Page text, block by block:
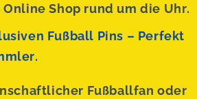
Shop rund um die Uhr.
Fußball Pins – Perfekt
Fußballfan oder